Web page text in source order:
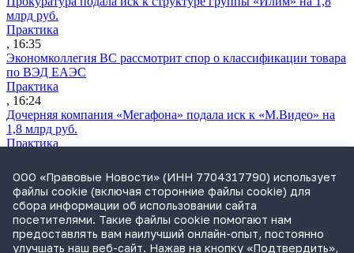
млрд руб.
Практика
, 16:35
Экономколлегия ВС рассмотрит спор о классификации товара
по ВЭД ЕАЭС
Практика
, 16:24
Дочерняя компания «Мегафона» подала иск к «М.Видео» на
1,8 млрд руб.
Практика
СИП проверит отмену патента на систему управления
устройствами после возражений «Яндекса»
Практика
, 15:17
Суды 10 стран рассматривают иски российской «дочки»
Google о возврате дивидендов
ООО «Правовые Новости» (ИНН 7704317790) использует
файлы cookie (включая сторонние файлы cookie) для
сбора информации об использовании сайта
посетителями. Такие файлы cookie помогают нам
предоставлять вам наилучший онлайн-опыт, постоянно
улучшать наш веб-сайт. Нажав на кнопку «Подтвердить»,